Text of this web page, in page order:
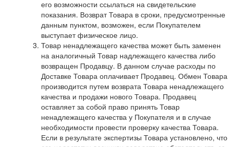
его возможности ссылаться на свидетельские
показания. Возврат Товара в сроки, предусмотренные
данным пунктом, возможен, если Покупателем
выступает физическое лицо.
Товар ненадлежащего качества может быть заменен
на аналогичный Товар надлежащего качества либо
возвращен Продавцу. В данном случае расходы по
Доставке Товара оплачивает Продавец. Обмен Товара
производится путем возврата Товара ненадлежащего
качества и продажи нового Товара. Продавец
оставляет за собой право принять Товар
ненадлежащего качества у Покупателя и в случае
необходимости провести проверку качества Товара.
Если в результате экспертизы Товара установлено, что